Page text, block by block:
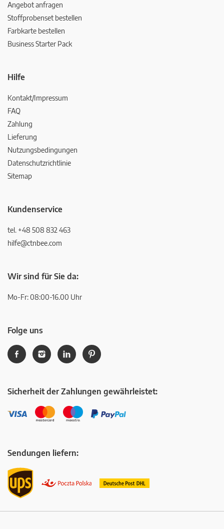
Angebot anfragen
Stoffprobenset bestellen
Farbkarte bestellen
Business Starter Pack
Hilfe
Kontakt/Impressum
FAQ
Zahlung
Lieferung
Nutzungsbedingungen
Datenschutzrichtlinie
Sitemap
Kundenservice
tel. +48 508 832 463
hilfe@ctnbee.com
Wir sind für Sie da:
Mo-Fr: 08:00-16.00 Uhr
Folge uns
Sicherheit der Zahlungen gewährleistet:
Sendungen liefern: